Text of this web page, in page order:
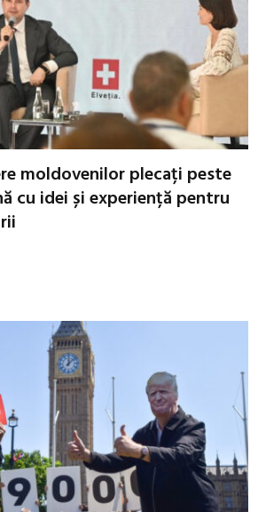
moldovenilor plecați peste
cu idei și experiență pentru